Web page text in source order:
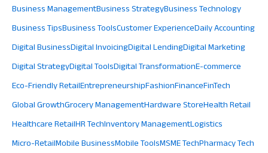
Business ManagementBusiness StrategyBusiness Technology
Business TipsBusiness ToolsCustomer ExperienceDaily Accounting
Digital BusinessDigital InvoicingDigital LendingDigital Marketing
Digital StrategyDigital ToolsDigital TransformationE-commerce
Eco-Friendly RetailEntrepreneurshipFashionFinanceFinTech
Global GrowthGrocery ManagementHardware StoreHealth Retail
Healthcare RetailHR TechInventory ManagementLogistics
Micro-RetailMobile BusinessMobile ToolsMSME TechPharmacy Tech